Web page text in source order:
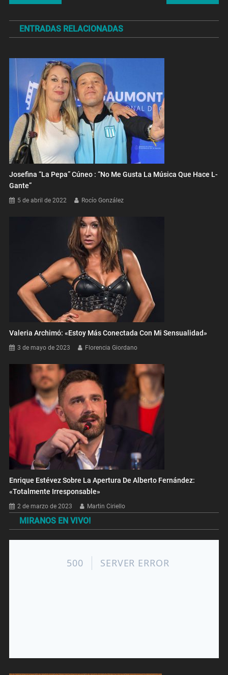
de
entradas
ENTRADAS RELACIONADAS
Josefina “La Pepa” Cúneo : “No Me Gusta La Música Que Hace L-
Gante”
5 de abril de 2022 Rocío González
Valeria Archimó: «Estoy Más Conectada Con Mi Sensualidad»
3 de mayo de 2023 Florencia Giordano
Enrique Estévez Sobre La Apertura De Alberto Fernández:
«Totalmente Irresponsable»
2 de marzo de 2023 Martin Ciriello
MIRANOS EN VIVO!